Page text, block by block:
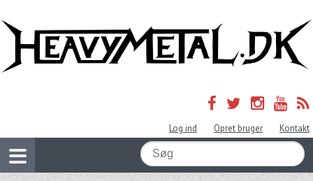
Log ind Opret bruger Kontakt